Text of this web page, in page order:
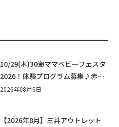
10/29(木)30㈮ママベビーフェスタ
2026！体験プログラム募集♪赤ち
ゃん向けイベントに出演しません
2026年08月6日
【2026年8月】三井アウトレット